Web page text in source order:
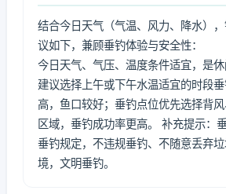
结合今日天气（气温、风力、降水）
议如下，兼顾垂钓体验与安全性：
今日天气、气压、温度条件适宜，是休
建议选择上午或下午水温适宜的时段
高，鱼口较好；垂钓点位优先选择背
区域，垂钓成功率更高。 补充提示：
垂钓规定，不违规垂钓、不随意丢弃
境，文明垂钓。